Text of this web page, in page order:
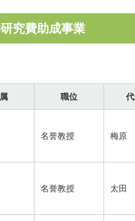
究費助成事業
職位
名誉教授 梅原
名誉教授 太田